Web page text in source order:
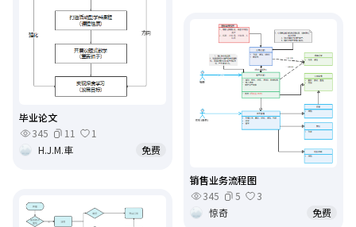
毕业论文
345
11
1
H.J.M.車
免费
销售业务流程图
345
5
3
惊奇
免费